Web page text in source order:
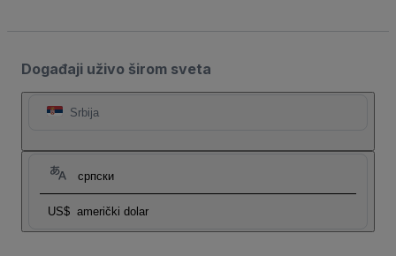
Događaji uživo širom sveta
Srbija
српски
US$ američki dolar